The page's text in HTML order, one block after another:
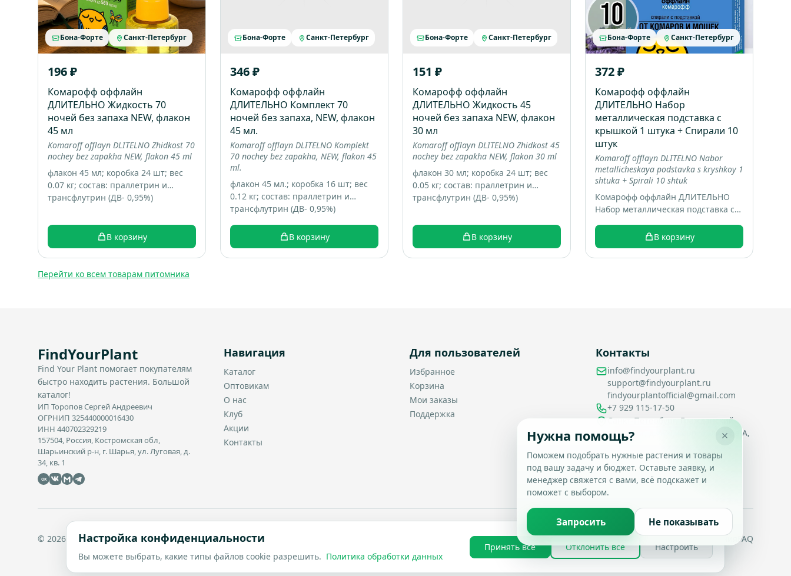
Бона-Форте Санкт-Петербург
196 ₽
Комарофф оффлайн
ДЛИТЕЛЬНО Жидкость 70
ночей без запаха NEW, флакон
45 мл
Komaroff offlayn DLITELNO Zhidkost 70
nochey bez zapakha NEW, flakon 45 ml
флакон 45 мл; коробка 24 шт; вес
0.07 кг; состав: праллетрин и
трансфлутрин (ДВ- 0,95%)
В корзину
Бона-Форте Санкт-Петербург
346 ₽
Комарофф оффлайн
ДЛИТЕЛЬНО Комплект 70
ночей без запаха, NEW, флакон
45 мл.
Komaroff offlayn DLITELNO Komplekt
70 nochey bez zapakha, NEW, flakon 45
ml.
флакон 45 мл.; коробка 16 шт; вес
0.12 кг; состав: праллетрин и
трансфлутрин (ДВ- 0,95%)
В корзину
Бона-Форте Санкт-Петербург
151 ₽
Комарофф оффлайн
ДЛИТЕЛЬНО Жидкость 45
ночей без запаха NEW, флакон
30 мл
Komaroff offlayn DLITELNO Zhidkost 45
nochey bez zapakha NEW, flakon 30 ml
флакон 30 мл; коробка 24 шт; вес
0.05 кг; состав: праллетрин и
трансфлутрин (ДВ- 0,95%)
В корзину
Бона-Форте Санкт-Петербург
372 ₽
Комарофф оффлайн
ДЛИТЕЛЬНО Набор
металлическая подставка с
крышкой 1 штука + Спирали 10
штук
Komaroff offlayn DLITELNO Nabor
metallicheskaya podstavka s kryshkoy 1
shtuka + Spirali 10 shtuk
Комарофф оффлайн ДЛИТЕЛЬНО
Набор металлическая подставка с
штук; коробка 16 шт; вес 0.22 кг
В корзину
Перейти ко всем товарам питомника
FindYourPlant
Find Your Plant помогает покупателям
быстро находить растения. Большой
каталог!
ИП Торопов Сергей Андреевич
ОГРНИП 325440000016430
ИНН 440702329219
157504, Россия, Костромская обл,
Шарьинский р-н, г. Шарья, ул. Луговая, д.
34, кв. 1
OK
Навигация
Каталог
Оптовикам
О нас
Клуб
Акции
Контакты
Для пользователей
Избранное
Корзина
Мои заказы
Поддержка
Контакты
info@findyourplant.ru
support@findyourplant.ru
findyourplantofficial@gmail.com
+7 929 115-17-50
Санкт-Петербург, Гражданский
проспект, д. 104, корп. 1, литера А,
офис 430
© 2026 Find Your Plant. Все права защищены. Политика конфиденциальности Условия использования FAQ
Настройка конфиденциальности
Вы можете выбрать, какие типы файлов cookie разрешить. Политика обработки данных
Принять все Отклонить все Настроить
Нужна помощь?
Поможем подобрать нужные растения и товары
под вашу задачу и бюджет. Оставьте заявку, и
менеджер свяжется с вами, всё подскажет и
поможет с выбором.
Запросить Не показывать